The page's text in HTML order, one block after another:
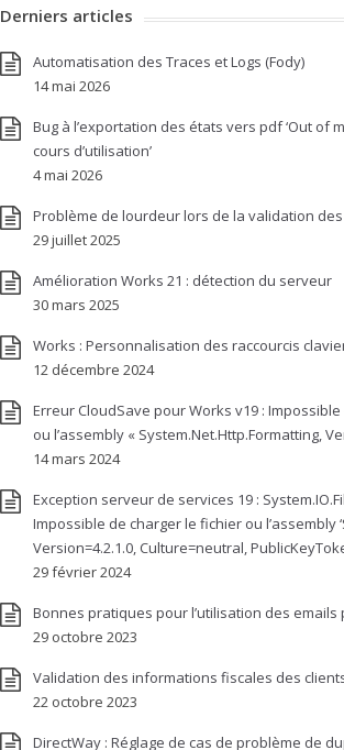
Derniers articles
Automatisation des Traces et Logs (Fody)
14 mai 2026
Bug à l’exportation des états vers pdf ‘Out of
cours d’utilisation’
4 mai 2026
Problème de lourdeur lors de la validation
29 juillet 2025
Amélioration Works 21 : détection du serveur
30 mars 2025
Works : Personnalisation des raccourcis
12 décembre 2024
Erreur CloudSave pour Works v19 :
ou l’assembly « System.Net.Http.Formatting,
14 mars 2024
Exception serveur de services 19 :
Impossible de charger le fichier ou l’assembly
Version=4.2.1.0, Culture=neutral,
29 février 2024
Bonnes pratiques pour l’utilisation des
29 octobre 2023
Validation des informations fiscales des
22 octobre 2023
DirectWay : Réglage de cas de problème de